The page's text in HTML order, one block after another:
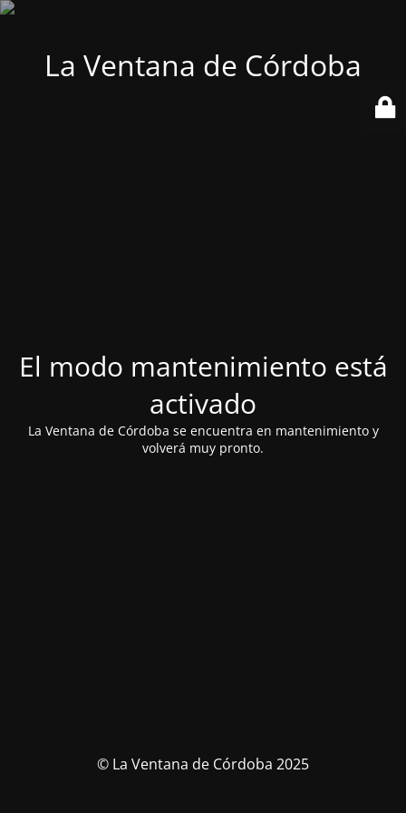
La Ventana de Córdoba
El modo mantenimiento está
activado
La Ventana de Córdoba se encuentra en mantenimiento y
volverá muy pronto.
© La Ventana de Córdoba 2025